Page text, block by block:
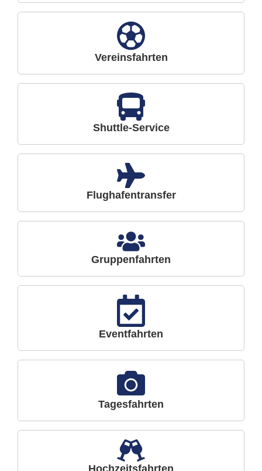
Vereinsfahrten
Shuttle-Service
Flughafentransfer
Gruppenfahrten
Eventfahrten
Tagesfahrten